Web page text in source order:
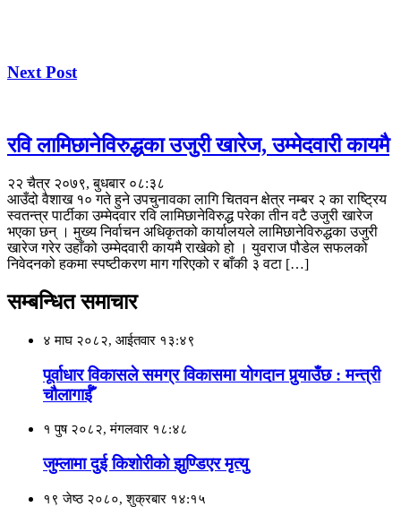
Next Post
रवि लामिछानेविरुद्धका उजुरी खारेज, उम्मेदवारी कायमै
२२ चैत्र २०७९, बुधबार ०८:३८
आउँदो वैशाख १० गते हुने उपचुनावका लागि चितवन क्षेत्र नम्बर २ का राष्ट्रिय
स्वतन्त्र पार्टीका उम्मेदवार रवि लामिछानेविरुद्ध परेका तीन वटै उजुरी खारेज
भएका छन् । मुख्य निर्वाचन अधिकृतको कार्यालयले लामिछानेविरुद्धका उजुरी
खारेज गरेर उहाँको उम्मेदवारी कायमै राखेको हो । युवराज पौडेल सफलको
निवेदनको हकमा स्पष्टीकरण माग गरिएको र बाँकी ३ वटा […]
सम्बन्धित समाचार
४ माघ २०८२, आईतवार १३:४९
पूर्वाधार विकासले समग्र विकासमा योगदान पुर्‍याउँछ : मन्त्री
चौलागाईँ
१ पुष २०८२, मंगलवार १८:४८
जुम्लामा दुई किशोरीको झुण्डिएर मृत्यु
१९ जेष्ठ २०८०, शुक्रबार १४:१५